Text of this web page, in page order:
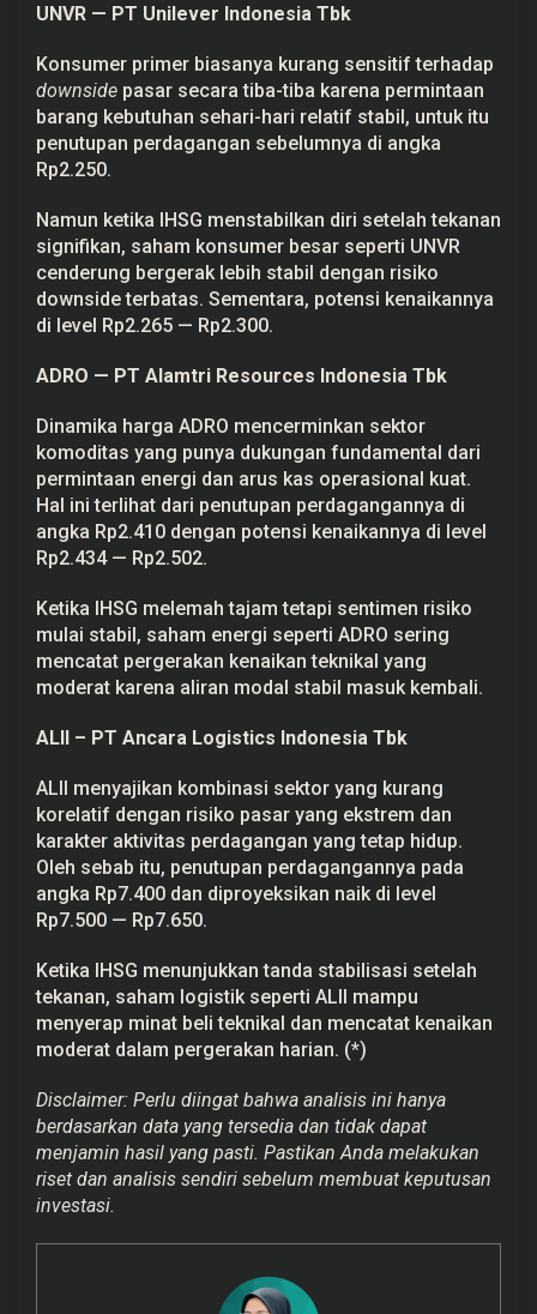
UNVR — PT Unilever Indonesia Tbk
Konsumer primer biasanya kurang sensitif terhadap
downside pasar secara tiba-tiba karena permintaan
barang kebutuhan sehari-hari relatif stabil, untuk itu
penutupan perdagangan sebelumnya di angka
Rp2.250.
Namun ketika IHSG menstabilkan diri setelah tekanan
signifikan, saham konsumer besar seperti UNVR
cenderung bergerak lebih stabil dengan risiko
downside terbatas. Sementara, potensi kenaikannya
di level Rp2.265 — Rp2.300.
ADRO — PT Alamtri Resources Indonesia Tbk
Dinamika harga ADRO mencerminkan sektor
komoditas yang punya dukungan fundamental dari
permintaan energi dan arus kas operasional kuat.
Hal ini terlihat dari penutupan perdagangannya di
angka Rp2.410 dengan potensi kenaikannya di level
Rp2.434 — Rp2.502.
Ketika IHSG melemah tajam tetapi sentimen risiko
mulai stabil, saham energi seperti ADRO sering
mencatat pergerakan kenaikan teknikal yang
moderat karena aliran modal stabil masuk kembali.
ALII – PT Ancara Logistics Indonesia Tbk
ALII menyajikan kombinasi sektor yang kurang
korelatif dengan risiko pasar yang ekstrem dan
karakter aktivitas perdagangan yang tetap hidup.
Oleh sebab itu, penutupan perdagangannya pada
angka Rp7.400 dan diproyeksikan naik di level
Rp7.500 — Rp7.650.
Ketika IHSG menunjukkan tanda stabilisasi setelah
tekanan, saham logistik seperti ALII mampu
menyerap minat beli teknikal dan mencatat kenaikan
moderat dalam pergerakan harian. (*)
Disclaimer: Perlu diingat bahwa analisis ini hanya
berdasarkan data yang tersedia dan tidak dapat
menjamin hasil yang pasti. Pastikan Anda melakukan
riset dan analisis sendiri sebelum membuat keputusan
investasi.